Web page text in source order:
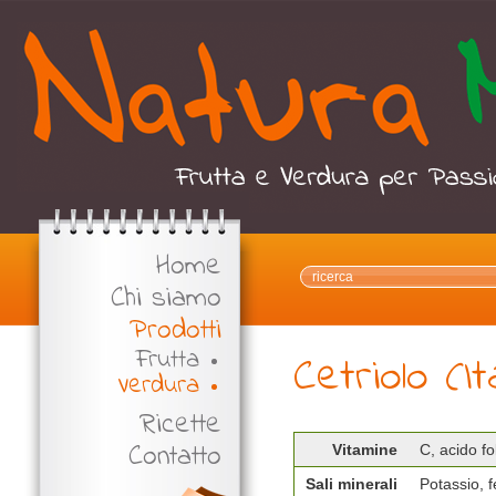
Home
Chi siamo
Prodotti
Frutta
Verdura
Ricette
Contatto
Cetriolo
Vitamine
C, acido
Sali minerali
Potassio,